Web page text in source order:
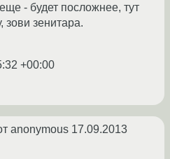
- будет посложнее, тут
зови зенитара.
+00:00
anonymous 17.09.2013